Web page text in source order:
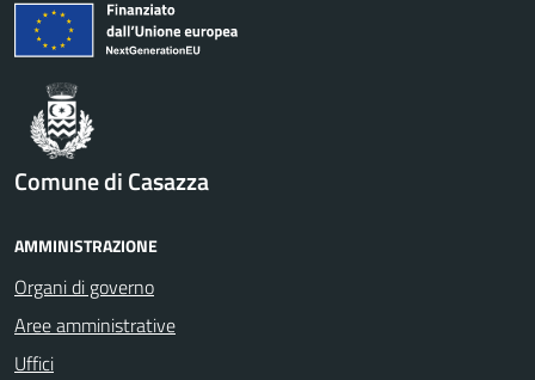
Comune di Casazza
AMMINISTRAZIONE
Organi di governo
Aree amministrative
Uffici